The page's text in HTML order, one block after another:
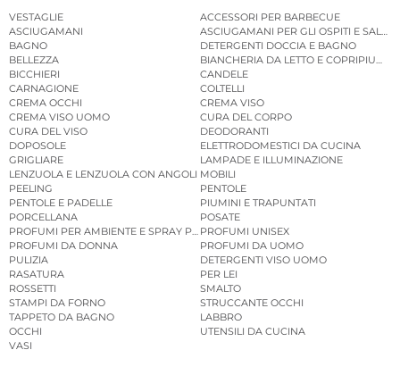
VESTAGLIE
ACCESSORI PER BARBECUE
ASCIUGAMANI
ASCIUGAMANI PER GLI OSPITI E
BAGNO
DETERGENTI DOCCIA E BAGNO
BELLEZZA
BIANCHERIA DA LETTO E COPRIPIUMINI
BICCHIERI
CANDELE
CARNAGIONE
COLTELLI
CREMA OCCHI
CREMA VISO
CREMA VISO UOMO
CURA DEL CORPO
CURA DEL VISO
DEODORANTI
DOPOSOLE
ELETTRODOMESTICI DA CUCINA
GRIGLIARE
LAMPADE E ILLUMINAZIONE
LENZUOLA E LENZUOLA CON ANGOLI MOBILI
PEELING
PENTOLE
PENTOLE E PADELLE
PIUMINI E TRAPUNTATI
PORCELLANA
POSATE
PROFUMI PER AMBIENTE E SPRAY PER AMBIENTE
PROFUMI UNISEX
PROFUMI DA DONNA
PROFUMI DA UOMO
PULIZIA
DETERGENTI VISO UOMO
RASATURA
PER LEI
ROSSETTI
SMALTO
STAMPI DA FORNO
STRUCCANTE OCCHI
TAPPETO DA BAGNO
LABBRO
OCCHI
UTENSILI DA CUCINA
VASI